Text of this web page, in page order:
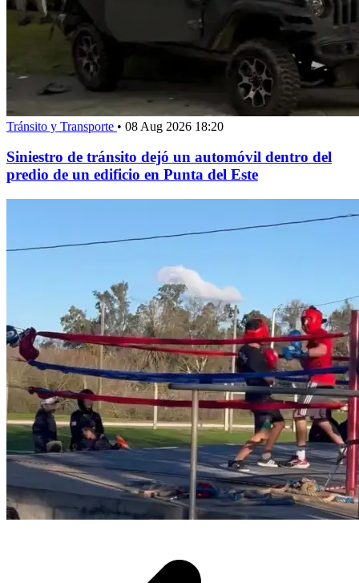
Tránsito y Transporte • 08 Aug 2026 18:20
Siniestro de tránsito dejó un automóvil dentro del
predio de un edificio en Punta del Este